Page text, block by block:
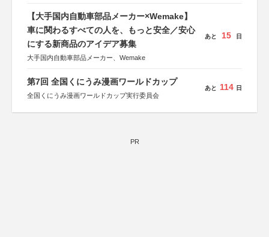
【大手国内自動車部品メーカー×Wemake】
車に関わるすべての人を、もっと安全／安心
にする新商品のアイデア募集
大手国内自動車部品メーカー、Wemake
あと 15 日
第7回 全国くにうみ漫画ワールドカップ
全国くにうみ漫画ワールドカップ実行委員会
あと 114 日
PR